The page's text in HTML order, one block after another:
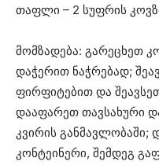
თაფლი – 2 სუფრის
მომზადება: გარეცხეთ
დაჭერით ნაჭრებად;
ფირფიტებით და
დააფარეთ თავსახური
კვირის
კონტეინერი, შემდეგ